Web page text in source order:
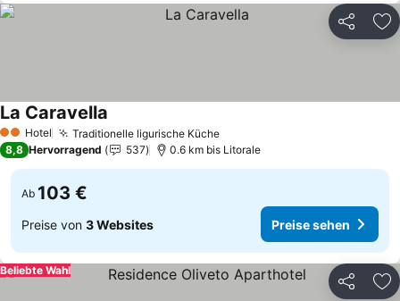
Teilen
2 Sterne
Hotel Traditionelle ligurische KüchePreise sehen
La Caravella
8,8 Hervorragend 537 0.6 km bis Litorale
Ab 103 €
Preise von 3 Websites Preise sehen
Teilen
Beliebte Wahl